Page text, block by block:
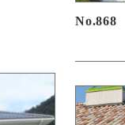
No.868